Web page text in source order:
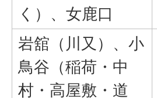
く）、女鹿口
岩舘（川又）、小
鳥谷（稲荷・中
村・高屋敷・道